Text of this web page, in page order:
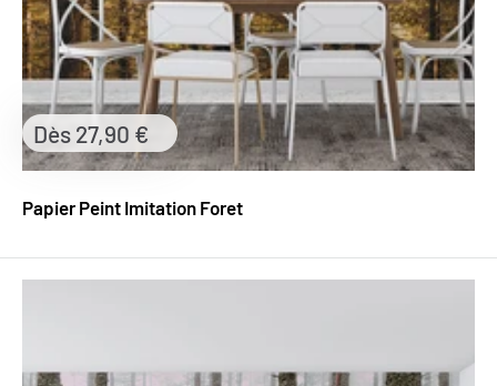
Papier Peint Imitation Foret
Prix
réduit
Dès 27,90 €